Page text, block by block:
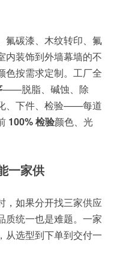
氟碳漆、木纹转印、氟
内装饰到外墙幕墙的不
色按需求定制。工厂全
——脱脂、碱蚀、除
、下件、检验——每道
100% 检验颜色、光
一家供
，如果分开找三家供应
质统一也是难题。一家
从选型到下单到交付一